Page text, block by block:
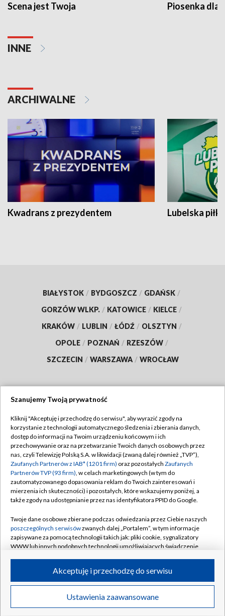
Scena jest Twoja Piosenka dla
INNE
ARCHIWALNE
Kwadrans z prezydentem Lubelska piłka
BIAŁYSTOK / BYDGOSZCZ / GDAŃSK /
GORZÓW WLKP. / KATOWICE / KIELCE /
KRAKÓW / LUBLIN / ŁÓDŹ / OLSZTYN /
OPOLE / POZNAŃ / RZESZÓW /
SZCZECIN / WARSZAWA / WROCŁAW
TVP
Abonament TVP
Emisja w TVP
Centrum informacji TVP
Naziemna Telewizja Cyfrowa
Rada Programowa
System NOS
Informacje o nadawcy
Program dla prasy
Ogłoszenie przetargowe
Regulamin TVP
Polityka prywatności
Moje zgody
Pomoc
Kontakt
Kanały
©2026 Telewizja Polska S.A. w likwidacji
Szanujemy Twoją prywatność
Kliknij "Akceptuję i przechodzę do serwisu", aby wyrazić zgody na
korzystanie z technologii automatycznego śledzenia i zbierania danych,
dostęp do informacji na Twoim urządzeniu końcowym i ich
przechowywanie oraz na przetwarzanie Twoich danych osobowych przez
nas, czyli Telewizję Polską S.A. w likwidacji (zwaną dalej również „TVP”),
Zaufanych Partnerów z IAB* (1201 firm) oraz pozostałych Zaufanych
Partnerów TVP (93 firm), w celach marketingowych (w tym do
zautomatyzowanego dopasowania reklam do Twoich zainteresowań i
mierzenia ich skuteczności) i pozostałych, które wskazujemy poniżej, a
także zgody na udostępnianie przez nas identyfikatora PPID do Google.
Twoje dane osobowe zbierane podczas odwiedzania przez Ciebie naszych
poszczególnych serwisówzwanych dalej „Portalem”, w tym informacje
zapisywane za pomocą technologii takich jak: pliki cookie, sygnalizatory
WWW lub innych podobnych technologii umożliwiających świadczenie
ruchu w Internecie.
Twoje dane osobowe zbierane podczas odwiedzania przez Ciebie
poszczególnych serwisówna Portalu, takie jak adresy IP, identyfikatory
Ustawienia zaawansowane
Akceptuję i przechodzę do serwisu